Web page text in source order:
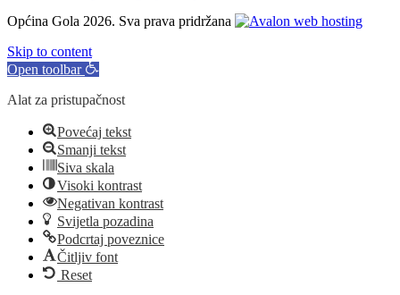
Općina Gola 2026. Sva prava pridržana
Skip to content
Open toolbar
Alat za pristupačnost
Povećaj tekst
Smanji tekst
Siva skala
Visoki kontrast
Negativan kontrast
Svijetla pozadina
Podcrtaj poveznice
Čitljiv font
Reset